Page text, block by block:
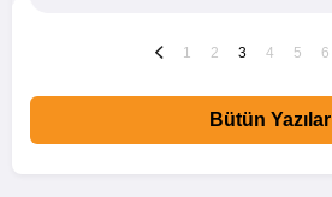
1 2 3 4 5 6
Bütün Yazılar